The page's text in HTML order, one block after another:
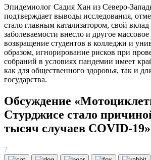
Эпидемиолог Садия Хан из Северо-
подтверждает выводы исследования,
стало главным катализатором, свой
заболеваемости внесло и другое
возвращение студентов в колледжи и
образом, игнорирование рисков при
собраний в условиях пандемии имеет
как для общественного здоровья, так и
государства.
Обсуждение
Стурджисе стало
тысяч случаев COVID-19»
?